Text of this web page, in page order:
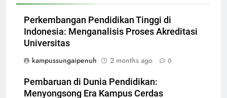
Perkembangan Pendidikan Tinggi di
Indonesia: Menganalisis Proses Akreditasi
Universitas
kampussungaipenuh
2 months ago 0
Pembaruan di Dunia Pendidikan:
Menyongsong Era Kampus Cerdas